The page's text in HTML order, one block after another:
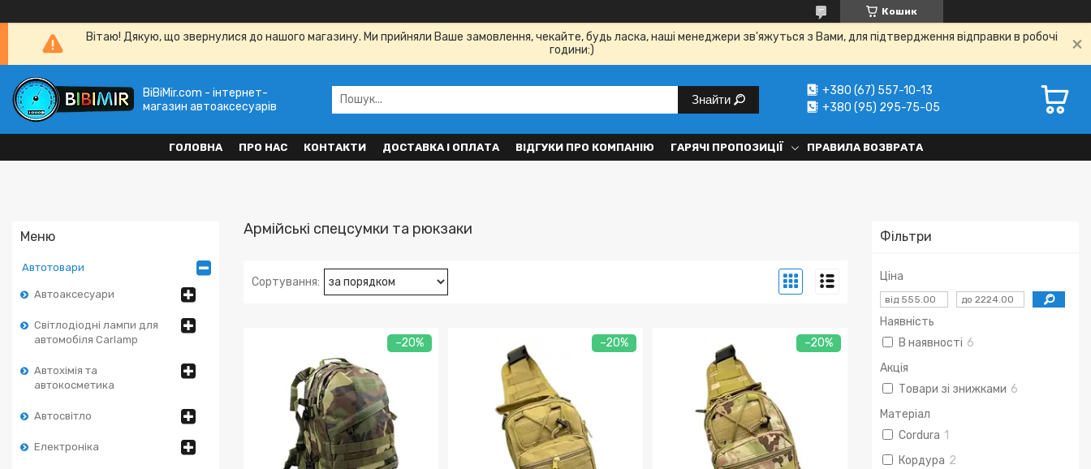
Кошик
Вітаю! Дякую, що звернулися до нашого магазину. Ми прийняли Ваше замовлення, чекайте, будь ласка, наші менеджери зв'яжуться з Вами, для підтвердження відправки в робочі
години:)
BiBiMir.com - інтернет-
магазин автоаксесуарів
Знайти
+380 (67) 557-10-13
+380 (95) 295-75-05
ГОЛОВНА ПРО НАС КОНТАКТИ ДОСТАВКА І ОПЛАТА ВІДГУКИ ПРО КОМПАНІЮ ГАРЯЧІ ПРОПОЗИЦІЇ ПРАВИЛА ВОЗВРАТА
Автотовари
Автоаксесуари
Світлодіодні лампи для
автомобіля Carlamp
Автохімія та
автокосметика
Автосвітло
Електроніка
Фільтри
Ціна
Наявність
В наявності 6
Акція
Товари зі знижками 6
Матеріал
Cordura 1
Кордура 2
Армійські спецсумки та рюкзаки
–20% –20% –20%